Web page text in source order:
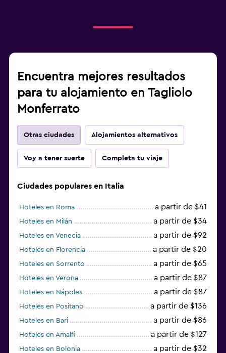
Encuentra mejores resultados
para tu alojamiento en Tagliolo
Monferrato
Otras ciudades Alojamientos alternativos
Voy a tener suerte Completa tu viaje
Ciudades populares en Italia
Hoteles en Roma a partir de $41
Hoteles en Milán a partir de $34
Hoteles en Venecia a partir de $92
Hoteles en Florencia a partir de $20
Hoteles en Sorrento a partir de $65
Hoteles en Verona a partir de $87
Hoteles en Nápoles a partir de $87
Hoteles en Positano a partir de $136
Hoteles en Bari a partir de $86
Hoteles en Amalfi a partir de $127
Hoteles en Bolonia a partir de $32